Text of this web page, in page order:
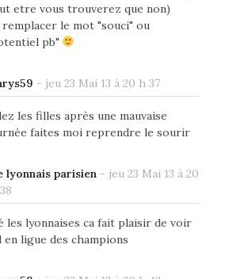
etre vous trouverez que non)
remplacer le mot "souci" ou
pb"
- jeu 23 Mai 13 à 20 h 37
les filles après une mauvaise
faites moi reprendre le sourir
lyonnais parisien- jeu 23 Mai 13 à 20
les lyonnaises ca fait plaisir de voir
en ligue des champions